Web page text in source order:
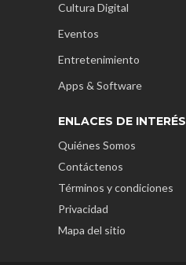
Cultura Digital
Eventos
Entretenimiento
Apps & Software
ENLACES DE INTERÉS
Quiénes Somos
Contáctenos
Términos y condiciones
Privacidad
Mapa del sitio